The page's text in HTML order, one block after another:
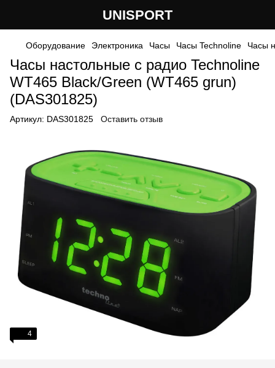
UNISPORT
Оборудование Электроника Часы Часы Technoline Часы
Часы настольные с радио Technoline
WT465 Black/Green (WT465 grun)
(DAS301825)
Артикул: DAS301825 Оставить отзыв
4